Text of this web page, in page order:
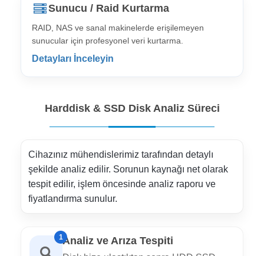
Sunucu / Raid Kurtarma
RAID, NAS ve sanal makinelerde erişilemeyen
sunucular için profesyonel veri kurtarma.
Detayları İnceleyin
Harddisk & SSD Disk Analiz Süreci
Cihazınız mühendislerimiz tarafından detaylı
şekilde analiz edilir. Sorunun kaynağı net olarak
tespit edilir, işlem öncesinde analiz raporu ve
fiyatlandırma sunulur.
1Analiz ve Arıza Tespiti